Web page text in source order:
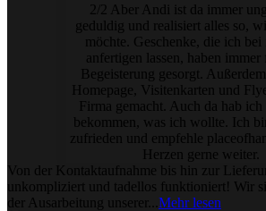
2/2 Aber Andi ist da immer
geduldig und realisiert alles so,
möchte. Geschenke, die ich bei
anfertigen lassen, haben immer
Begeisterung gesorgt.
Homepage, Visitenkarten und
Firma gemacht. Auch da hab ich
bekommen, was ich wollte. Ich
zufrieden und empfehle
Herzen gerne weiter.
Von der Kontaktaufnahme bis hin zur
unkompliziert und tadellos funktioniert! Wir
der Ausarbeitung unserer... Mehr lesen